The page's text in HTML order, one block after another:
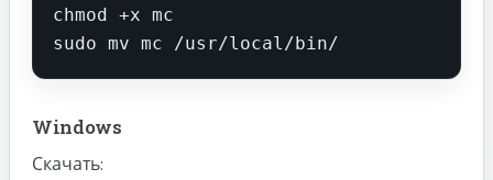
chmod +x mc
sudo mv mc /usr/local/bin/
Windows
Скачать: